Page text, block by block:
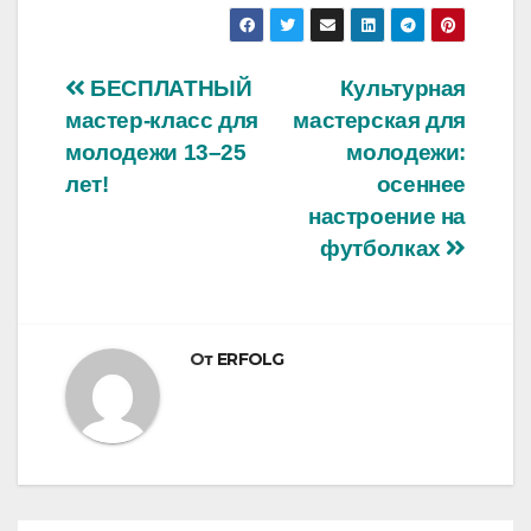
Навигация
по
записям
Культурная
мастерская для
молодежи:
осеннее
настроение на
футболках
БЕСПЛАТНЫЙ
мастер-класс для
молодежи 13–25
лет!
От ERFOLG